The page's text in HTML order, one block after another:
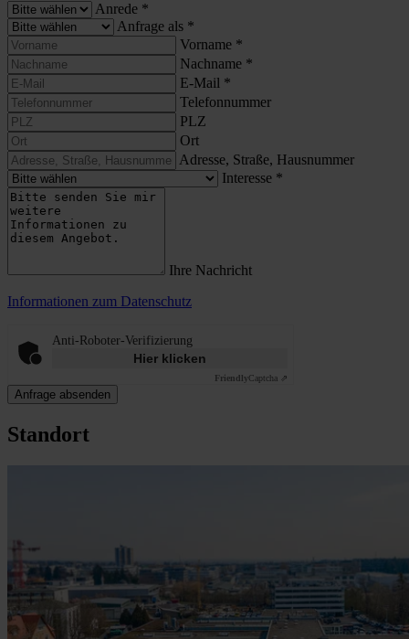
Anrede *
Anfrage als *
Vorname *
Nachname *
E-Mail *
Telefonnummer
PLZ
Ort
Adresse, Straße, Hausnummer
Interesse *
Ihre Nachricht
Informationen zum Datenschutz
Anti-Roboter-Verifizierung
Hier klicken
FriendlyCaptcha ⇗
Anfrage absenden
Standort